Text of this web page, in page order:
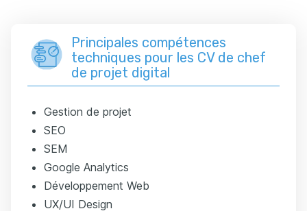
Principales compétences
techniques pour les CV de chef
de projet digital
Gestion de projet
SEO
SEM
Google Analytics
Développement Web
UX/UI Design